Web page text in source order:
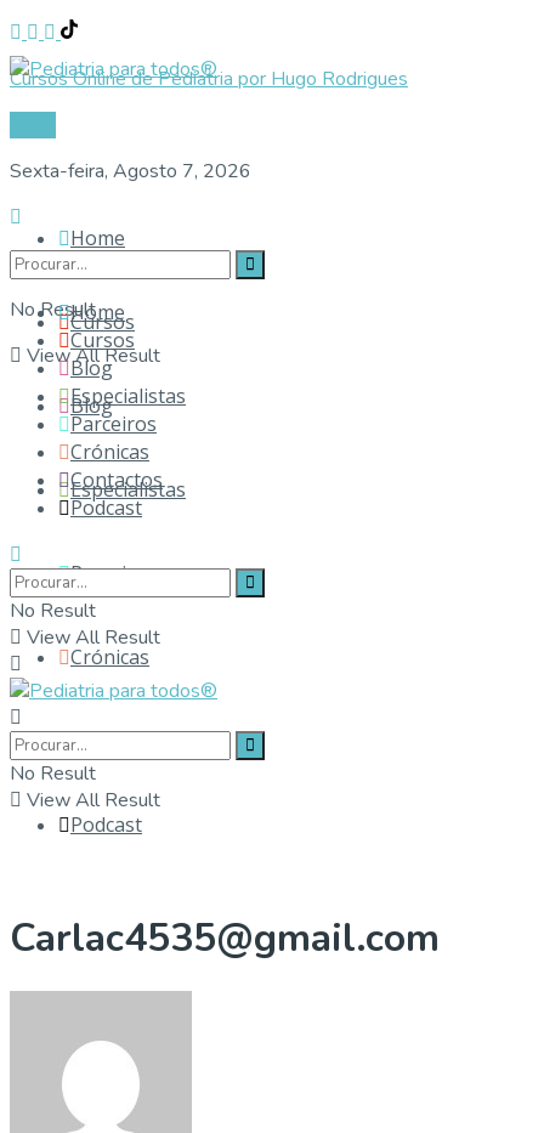
Cursos Online de Pediatria por Hugo Rodrigues
Sexta-feira, Agosto 7, 2026
No Result
View All Result
Home
Cursos
Blog
Especialistas
Parceiros
Crónicas
Contactos
Podcast
Home
Cursos
Blog
Especialistas
Parceiros
Crónicas
Contactos
Podcast
No Result
View All Result
No Result
View All Result
Carlac4535@gmail.com